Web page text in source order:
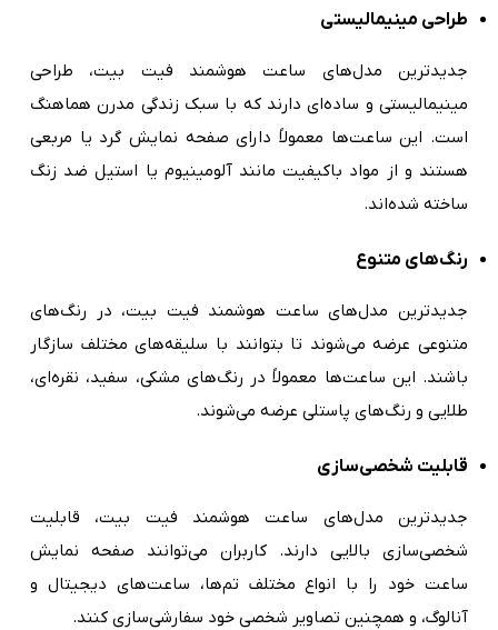
طراحی مینیمالیستی
جدیدترین مدل‌های ساعت هوشمند فیت بیت، طراحی
مینیمالیستی و ساده‌ای دارند که با سبک زندگی مدرن هماهنگ
است. این ساعت‌ها معمولاً دارای صفحه نمایش گرد یا مربعی
هستند و از مواد باکیفیت مانند آلومینیوم یا استیل ضد زنگ
ساخته شده‌اند.
رنگ‌های متنوع
جدیدترین مدل‌های ساعت هوشمند فیت بیت، در رنگ‌های
متنوعی عرضه می‌شوند تا بتوانند با سلیقه‌های مختلف سازگار
باشند. این ساعت‌ها معمولاً در رنگ‌های مشکی، سفید، نقره‌ای،
طلایی و رنگ‌های پاستلی عرضه می‌شوند.
قابلیت شخصی‌سازی
جدیدترین مدل‌های ساعت هوشمند فیت بیت، قابلیت
شخصی‌سازی بالایی دارند. کاربران می‌توانند صفحه نمایش
ساعت خود را با انواع مختلف تم‌ها، ساعت‌های دیجیتال و
آنالوگ، و همچنین تصاویر شخصی خود سفارشی‌سازی کنند.